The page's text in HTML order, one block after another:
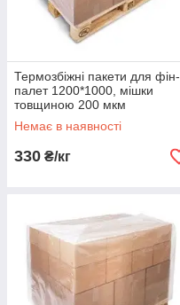
Термозбіжні пакети для фін-
палет 1200*1000, мішки
товщиною 200 мкм
Немає в наявності
330 ₴/кг